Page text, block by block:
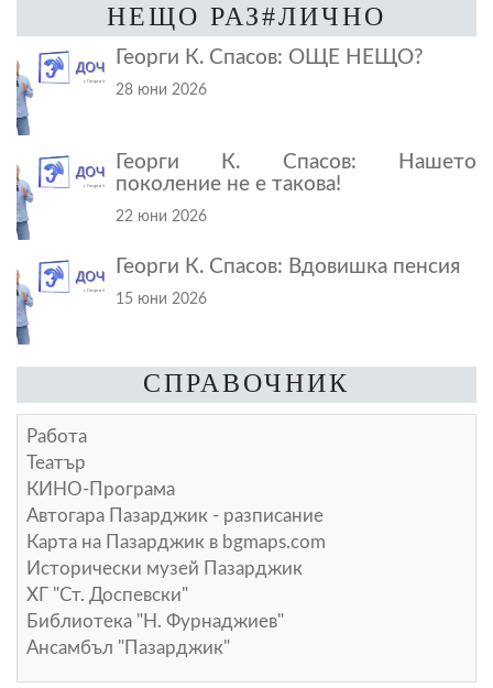
НЕЩО РАЗ#ЛИЧНО
Георги К. Спасов: ОЩЕ НЕЩО?
28 юни 2026
Георги К. Спасов: Нашето
поколение не е такова!
22 юни 2026
Георги К. Спасов: Вдовишка пенсия
15 юни 2026
СПРАВОЧНИК
Работа
Театър
КИНО-Програма
Автогара Пазарджик - разписание
Карта на Пазарджик в bgmaps.com
Исторически музей Пазарджик
ХГ "Ст. Доспевски"
Библиотека "Н. Фурнаджиев"
Ансамбъл "Пазарджик"